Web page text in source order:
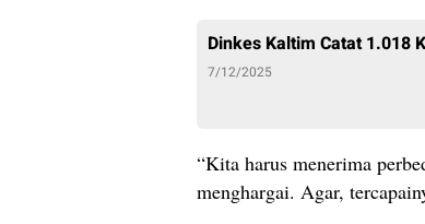
Dinkes Kaltim Catat 1.018
7/12/2025
“Kita harus menerima
menghargai. Agar,